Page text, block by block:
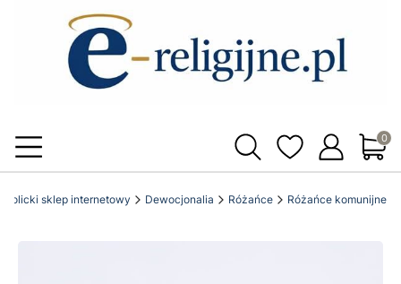
sklep internetowy Dewocjonalia Różańce Różańce komunijne